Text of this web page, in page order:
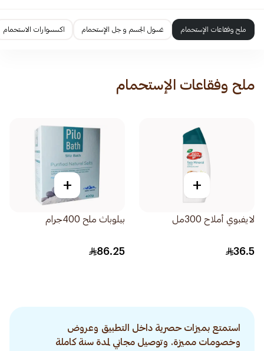
ملح وفقاعات الإستحمام غسول الجسم و جل الإستحمام اكسسوارات الاستحمام
ملح وفقاعات الإستحمام
+
لايفبوي أملاح 300مل
36.5
+
بيلوباث ملح 400جرام
86.25
استمتع بميزات حصرية داخل التطبيق وعروض
وخصومات مميزة. وتوصيل مجاني لمدة سنة كاملة